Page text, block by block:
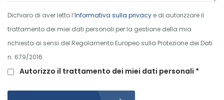
Dichiaro di aver letto l’Informativa sulla privacy e di autorizzare il
trattamento dei miei dati personali per la gestione della mia
richiesta ai sensi del Regolamento Europeo sulla Protezione dei Dati
n. 679/2016
Autorizzo il trattamento dei miei dati personali *